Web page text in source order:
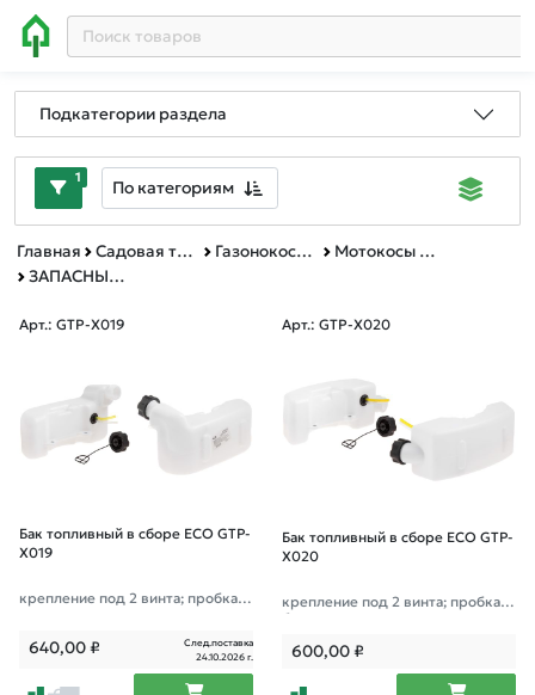
Подкатегории раздела
1 По категориям
Главная Садовая техника, оснастка и принадлежности Газонокосилки, мотокосы и триммеры
Мотокосы и триммеры
ЗАПАСНЫЕ ЧАСТИ ДЛЯ МОТОКОС
Арт.: GTP-X019
Бак топливный в сборе ECO GTP-
X019
крепление под 2 винта; пробка н
640,00₽
След.поставка
24.10.2026 г.
Арт.: GTP-X020
Бак топливный в сборе ECO GTP-
X020
крепление под 2 винта; пробка с
боку
600,00₽